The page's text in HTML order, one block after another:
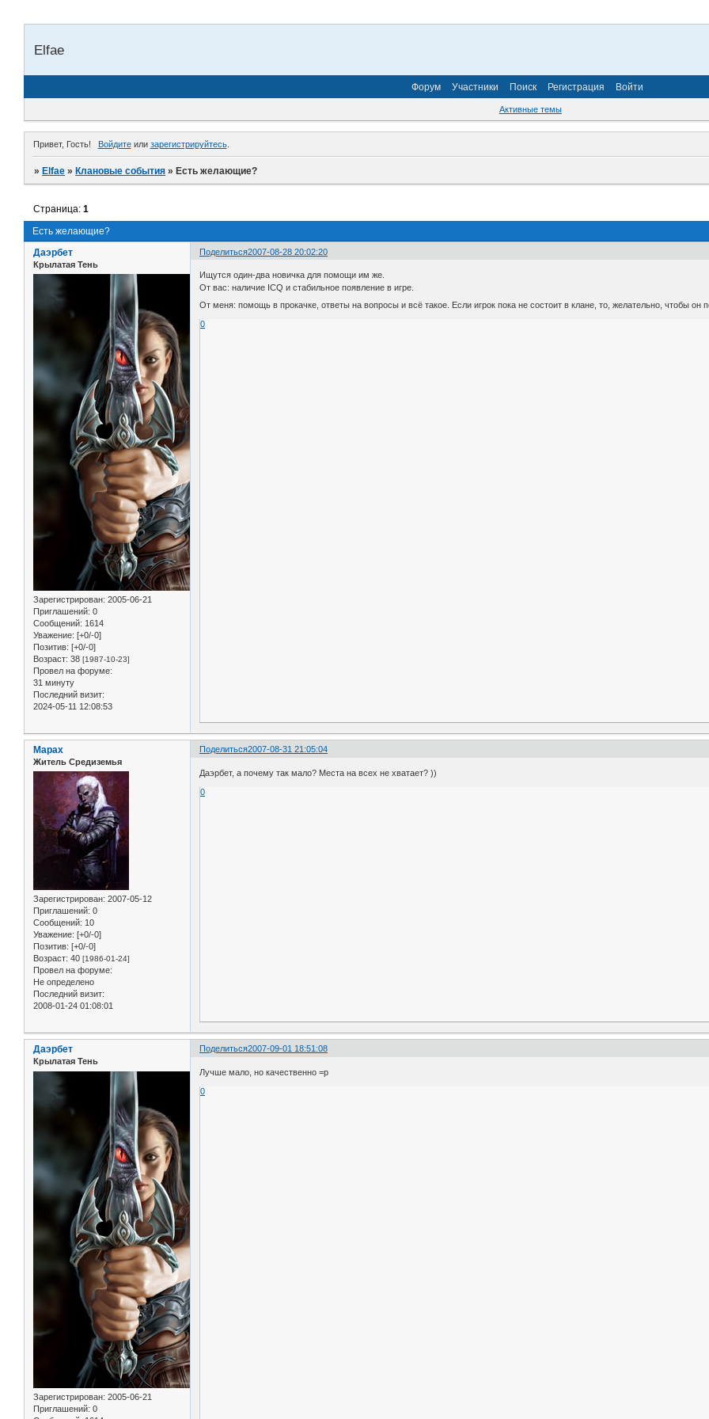
Elfae
Форум Участники Поиск Регистрация Войти
Активные темы
Привет, Гость! Войдитеили зарегистрируйтесь.
»Elfae »Клановые события »Есть желающие?
Есть желающие?
Страница:1
Поделиться2007-08-28 20:02:20
Даэрбет
Крылатая Тень
Зарегистрирован: 2005-06-21
Приглашений: 0
Сообщений: 1614
Уважение: [+0/-0]
Позитив: [+0/-0]
Возраст: 38 [1987-10-23]
Провел на форуме:
31 минуту
Последний визит:
2024-05-11 12:08:53
Ищутся один-два новичка для помощи им же.
От вас: наличие ICQ и стабильное появление в игре.
От меня: помощь в прокачке, ответы на вопросы и всё такое. Если игрок пока не состоит в клане, то, желательно, чтобы он
0
Поделиться2007-08-31 21:05:04
Марах
Житель Средиземья
Зарегистрирован: 2007-05-12
Приглашений: 0
Сообщений: 10
Уважение: [+0/-0]
Позитив: [+0/-0]
Возраст: 40 [1986-01-24]
Провел на форуме:
Не определено
Последний визит:
2008-01-24 01:08:01
Даэрбет, а почему так мало? Места на всех не хватает? ))
0
Поделиться2007-09-01 18:51:08
Даэрбет
Крылатая Тень
Зарегистрирован: 2005-06-21
Приглашений: 0
Лучше мало, но качественно =р
0